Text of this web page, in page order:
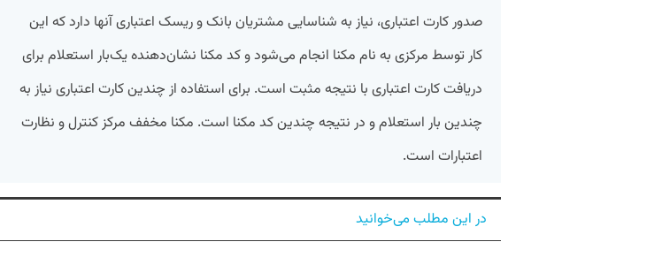
صدور کارت اعتباری، نیاز به شناسایی مشتریان بانک و ریسک اعتباری آنها دارد که این
کار توسط مرکزی به نام مکنا انجام می‌شود و کد مکنا نشان‌دهنده یک‌بار استعلام برای
دریافت کارت اعتباری با نتیجه مثبت است. برای استفاده از چندین کارت اعتباری نیاز به
چندین بار استعلام و در نتیجه چندین کد مکنا است. مکنا مخفف مرکز کنترل و نظارت
اعتبارات است.
در این مطلب می‌خوانید